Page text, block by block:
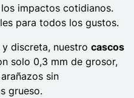
impactos cotidianos.
para todos los gustos.
discreta, nuestro cascos
solo 0,3 mm de grosor,
sin
grueso.